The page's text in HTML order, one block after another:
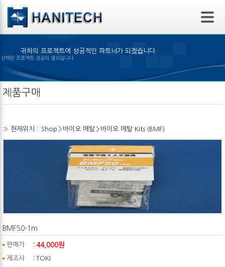
본문 바로가기
귀하의 프로젝트에 성공적인 파트너가 되겠습니다.
은 제품의 선택은 프로젝트 성공의 열쇠입니다.
제품구매
» 현재위치 : Shop > 바이오 메탈 > 바이오 메탈 Kits (BMF)
BMF50-1m
판매가 : 44,000원
제조사 : TOKI